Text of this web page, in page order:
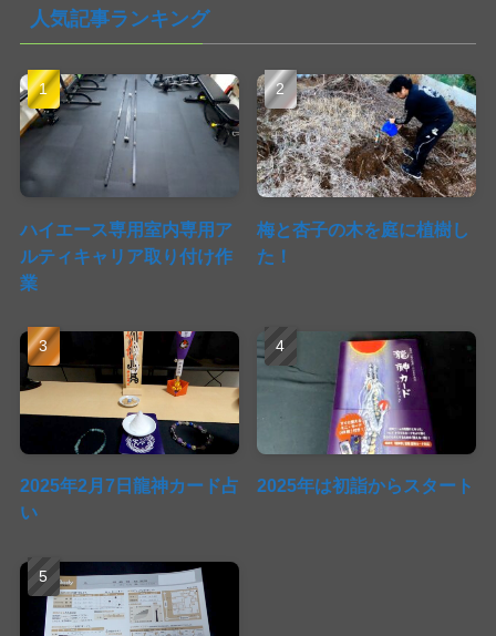
人気記事ランキング
ハイエース専用室内専用ア
ルティキャリア取り付け作
業
梅と杏子の木を庭に植樹し
た！
2025年2月7日龍神カード占
い
2025年は初詣からスタート